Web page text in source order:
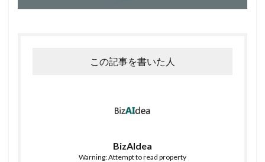
この記事を書いた人
BizAIdea
Warning: Attempt to read property